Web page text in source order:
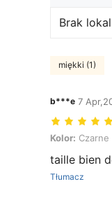
Brak
miękki (1)
b***e 7
Kolor: Czarne,
Kolor: Czarne
taille bien
Tłumacz